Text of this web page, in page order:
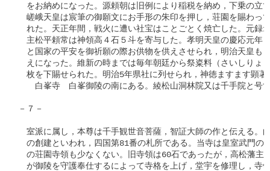
をお納めになった。源頼朝は旧例により稲税を納め，下乗の立
嵯峨天皇は宸筆の御願文にお手形の朱印を押し，荘園を賜わっ
れた。天正年間，戦火に遭い社宝はことごとく焼亡した。元録
主松平頼常は神領高４石５斗を寄与した。孝明天皇の慶応元年
と国家の平安を御祈願の際お供物を供えさせられ，明治天皇も
えになった。維新の時までは毎年朝廷から祭粢料（さいしりょ
枚を下賜せられた。明治5年県社に列せられ，神徳ますます顕著
白峯寺　白峯御陵の南にある。綾松山洞林院又は千手院と号
－７－
室派に属し，本尊は千手観世音菩薩，智証大師の作と伝える。
の創建といわれ，四国第81番の札所である。当寺は皇室武門の
の荘園寺領も少なくない。旧寺領は60石であったが，高松藩主
が御陵を守護奉仕するによって寺格を上げ，堂宇を修理し，寺